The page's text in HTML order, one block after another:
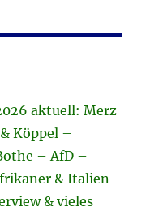
aktuell: Merz
Köppel –
– AfD –
& Italien
& vieles